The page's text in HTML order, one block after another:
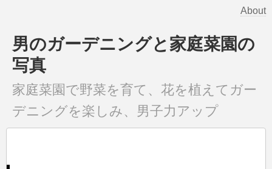
About
男のガーデニングと家庭菜園の
写真
家庭菜園で野菜を育て、花を植えてガー
デニングを楽しみ、男子力アップ